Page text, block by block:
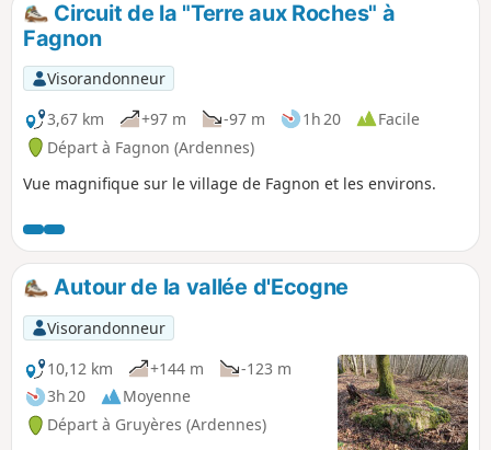
p
Circuit de la "Terre aux Roches" à
Fagnon
Visorandonneur
3,67 km
+97 m -97 m 1h 20
Facile
Départ à Fagnon (Ardennes)
Vue magnifique sur le village de Fagnon et les environs.
Autour de la vallée d'Ecogne
Visorandonneur
10,12 km
+144 m
-123 m
3h 20
Moyenne
Départ à Gruyères (Ardennes)